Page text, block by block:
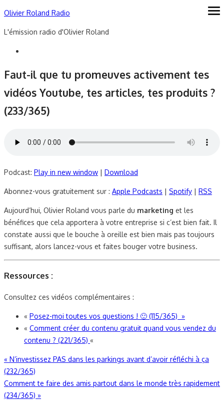
Skip
content
Olivier Roland Radio
L'émission radio d'Olivier Roland
Faut-il que tu promeuves activement tes
vidéos Youtube, tes articles, tes produits ?
(233/365)
Podcast: Play in new window | Download
Abonnez-vous gratuitement sur : Apple Podcasts | Spotify | RSS
Aujourd’hui, Olivier Roland vous parle du marketing et les
bénéfices que cela apportera à votre entreprise si c’est bien fait. Il
constate aussi que le bouche à oreille est bien mais pas toujours
suffisant, alors lancez-vous et faites bouger votre business.
Ressources :
Consultez ces vidéos complémentaires :
« Posez-moi toutes vos questions ! 🙂 (115/365) »
« Comment créer du contenu gratuit quand vous vendez du
contenu ? (221/365) «
Navigation
de
l’article
« N’investissez PAS dans les parkings avant d’avoir réfléchi à ça
(232/365)
Comment te faire des amis partout dans le monde très rapidement
(234/365) »